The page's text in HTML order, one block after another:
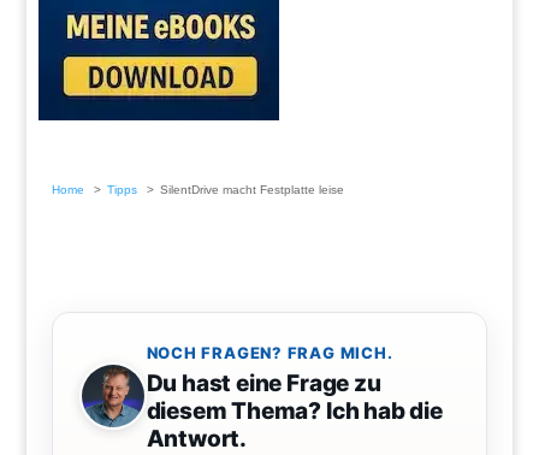
Home Tipps SilentDrive macht Festplatte leise
NOCH FRAGEN? FRAG MICH.
Du hast eine Frage zu
diesem Thema? Ich hab die
Antwort.